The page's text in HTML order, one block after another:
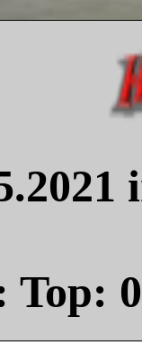
Top: 0